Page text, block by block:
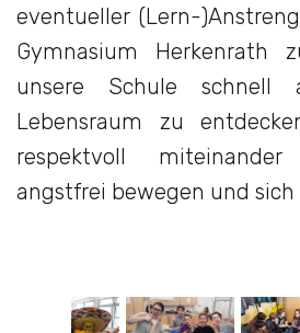
eventueller (Lern-
Gymnasium Herkenrath
unsere Schule schnell
Lebensraum zu
respektvoll
angstfrei bewegen und